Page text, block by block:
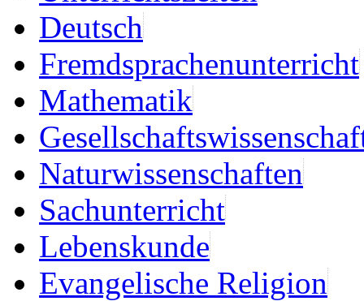
Deutsch
Fremdsprachenunterricht
Mathematik
Naturwissenschaften
Sachunterricht
Lebenskunde
Evangelische Religion